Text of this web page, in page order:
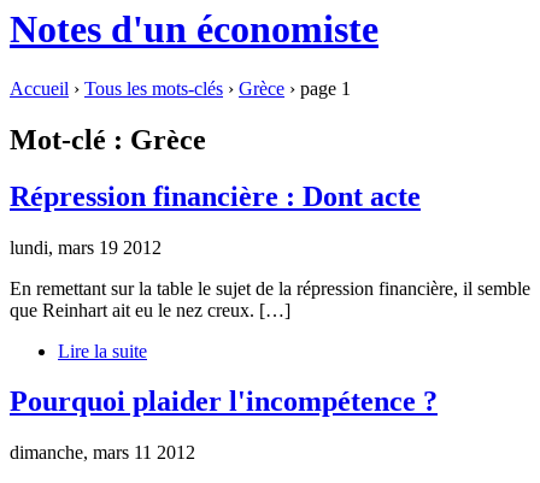
Notes d'un économiste
Accueil › Tous les mots-clés › Grèce › page 1
Mot-clé : Grèce
Répression financière : Dont acte
lundi, mars 19 2012
En remettant sur la table le sujet de la répression financière, il semble
que Reinhart ait eu le nez creux. […]
Lire la suite
Pourquoi plaider l'incompétence ?
dimanche, mars 11 2012